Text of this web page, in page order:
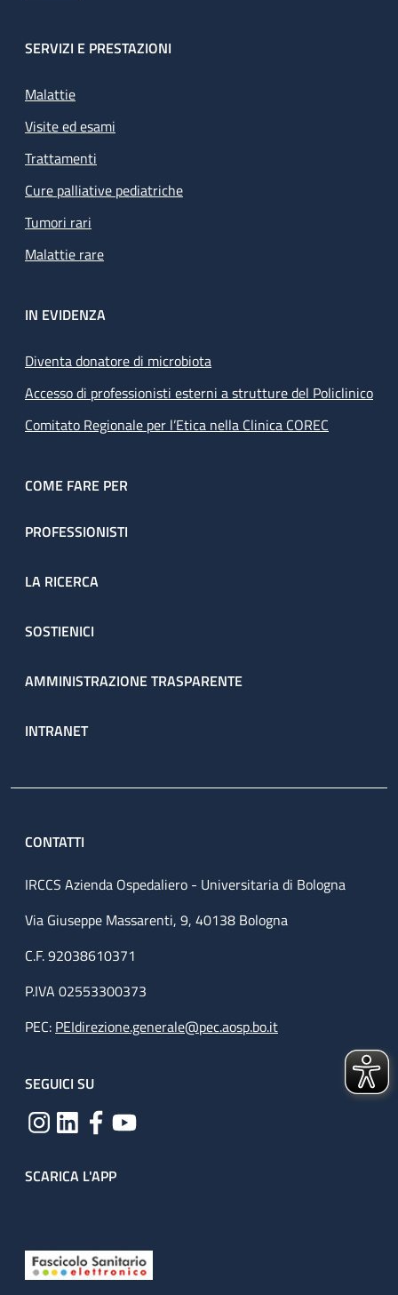
SERVIZI E PRESTAZIONI
Malattie
Visite ed esami
Trattamenti
Cure palliative pediatriche
Tumori rari
Malattie rare
IN EVIDENZA
Diventa donatore di microbiota
Accesso di professionisti esterni a strutture del Policlinico
Comitato Regionale per l’Etica nella Clinica COREC
COME FARE PER
PROFESSIONISTI
LA RICERCA
SOSTIENICI
AMMINISTRAZIONE TRASPARENTE
INTRANET
CONTATTI
IRCCS Azienda Ospedaliero - Universitaria di Bologna
Via Giuseppe Massarenti, 9, 40138 Bologna
C.F. 92038610371
P.IVA 02553300373
PEC: PEIdirezione.generale@pec.aosp.bo.it
SEGUICI SU
SCARICA L'APP